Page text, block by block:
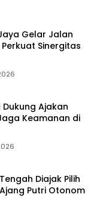
Jaya Gelar Jalan
Sinergitas
Ajakan
Keamanan di
Diajak Pilih
Putri Otonom